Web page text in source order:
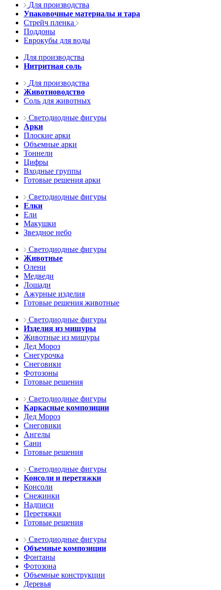
Для производства
Упаковочные материалы и тара
Стрейч пленка
Поддоны
Еврокубы для воды
Для производства
Нитритная соль
Для производства
Животноводство
Соль для животных
Светодиодные фигуры
Арки
Плоские арки
Объемные арки
Тоннели
Цифры
Входные группы
Готовые решения арки
Светодиодные фигуры
Елки
Ели
Макушки
Звездное небо
Светодиодные фигуры
Животные
Олени
Медведи
Лошади
Ажурные изделия
Готовые решения животные
Светодиодные фигуры
Изделия из мишуры
Животные из мишуры
Дед Мороз
Снегурочка
Снеговики
Фотозоны
Готовые решения
Светодиодные фигуры
Каркасные композиции
Дед Мороз
Снеговики
Ангелы
Сани
Готовые решения
Светодиодные фигуры
Консоли и перетяжки
Консоли
Снежинки
Надписи
Перетяжки
Готовые решения
Светодиодные фигуры
Объемные композиции
Фонтаны
Фотозона
Объемные конструкции
Деревья